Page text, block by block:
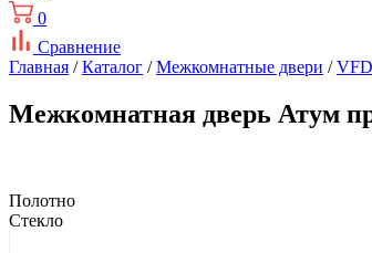
0
Сравнение
Главная /Каталог /Межкомнатные двери /VFD
Межкомнатная дверь Атум
Полотно
Стекло